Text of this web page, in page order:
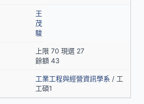
王
茂
駿
上限 70 現選 27
餘額 43
工業工程與經營資訊學系 / 工
工碩1